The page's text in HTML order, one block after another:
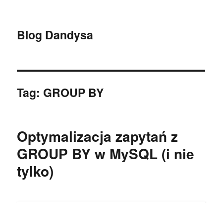
Blog Dandysa
Tag: GROUP BY
Optymalizacja zapytań z
GROUP BY w MySQL (i nie
tylko)